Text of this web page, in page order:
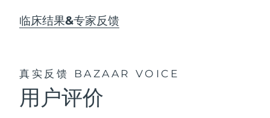
临床结果&专家反馈
真实反馈 BAZAAR VOICE
用户评价